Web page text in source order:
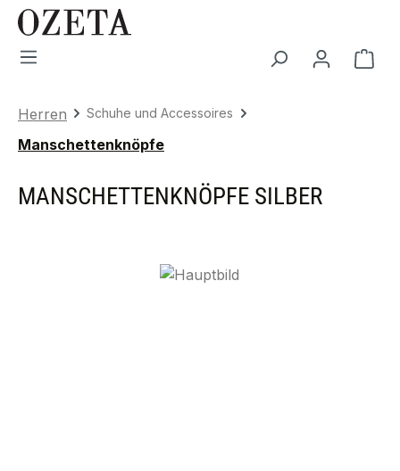
Zum Hauptinhalt springen
Herren Schuhe und Accessoires
Manschettenknöpfe
MANSCHETTENKNÖPFE SILBER
Bildergalerie überspringen